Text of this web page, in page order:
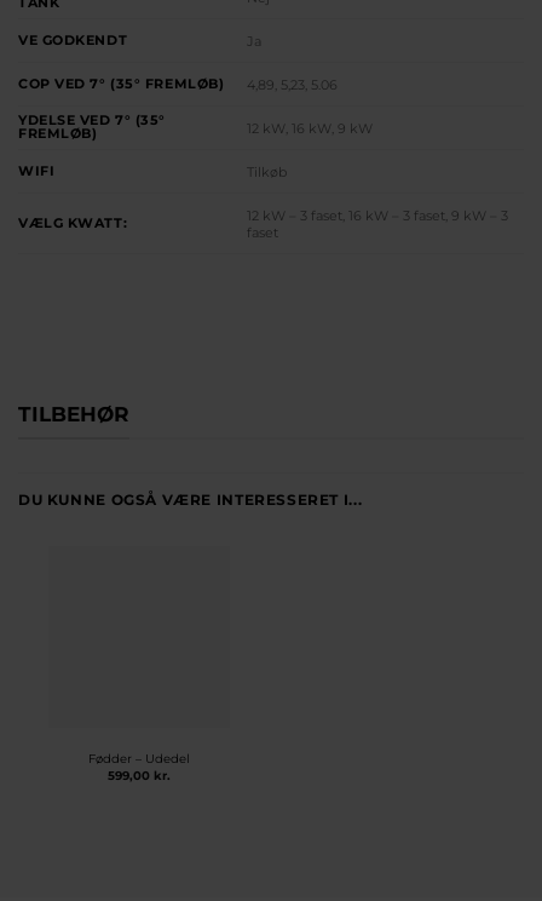
VE GODKENDT Ja
COP VED 7° (35° FREMLØB) 4,89, 5,23, 5.06
YDELSE VED 7° (35°
FREMLØB) 12 kW, 16 kW, 9 kW
WIFI Tilkøb
VÆLG KWATT:
12 kW – 3 faset, 16 kW – 3 faset, 9 kW – 3
faset
TILBEHØR
DU KUNNE OGSÅ VÆRE INTERESSERET I...
Fødder – Udedel
599,00 kr.